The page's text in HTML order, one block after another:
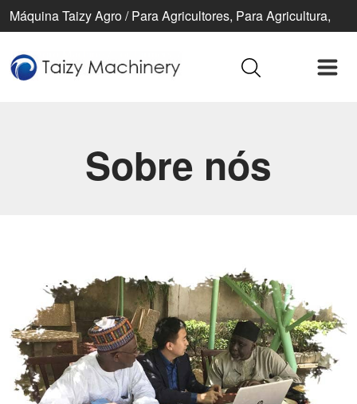
Máquina Taizy Agro / Para Agricultores, Para Agricultura,
Sobre nós